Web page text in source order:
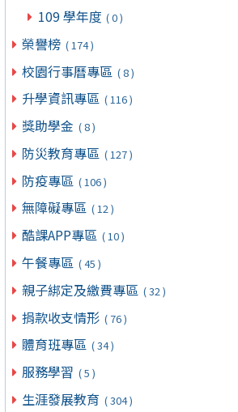
109 學年度 ( 0 )
榮譽榜 ( 174 )
校園行事曆專區 ( 8 )
升學資訊專區 ( 116 )
獎助學金 ( 8 )
防災教育專區 ( 127 )
防疫專區 ( 106 )
無障礙專區 ( 12 )
酷課APP專區 ( 10 )
午餐專區 ( 45 )
親子綁定及繳費專區 ( 32 )
捐款收支情形 ( 76 )
體育班專區 ( 34 )
服務學習 ( 5 )
生涯發展教育 ( 304 )